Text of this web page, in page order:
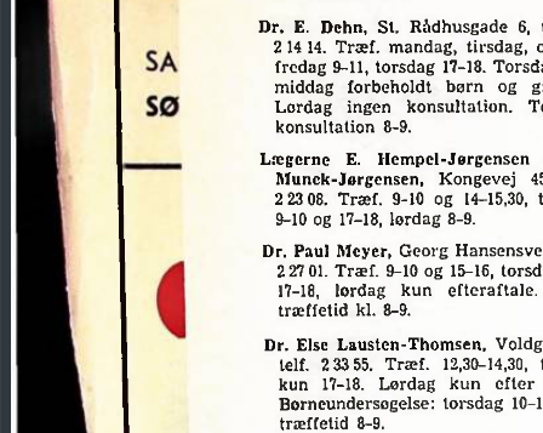
Dr.
E. Dehn, St. Rådhusgade 6,
21414.
Træf, mandag, tirsdag,
fredag 9-11, torsdag 17-18.
middag
forbeholdt børn og
Lørdag
ingen konsultation.
konsultation 8-9.
Lægerne
E.
Hempel-Jørgensen
Munck-Jørgensen,
Kongevej
2 23 08. Træf. 9-10 og 14-15,30,
9-
10 og 17-18, lørdag 8-9.
Dr.
Paul Meyer, Georg
227 01. Træf. 9-10 og 15-16,
17-18,
lørdag kun
efteraftale.
træffetid kl. 8-9.
Dr.
Else Lausten-Thomsen,
telf.
23355. Træf. 12,30-14,30,
kun
17-18. Lørdag kun
efter
Børneundersøgelse: torsdag 10-
træffetid 8-9.